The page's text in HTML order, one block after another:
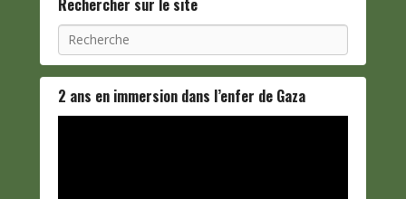
Rechercher sur le site
Recherche
2 ans en immersion dans l’enfer de Gaza